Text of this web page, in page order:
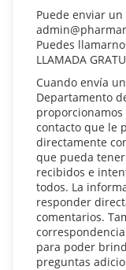
Puede enviar
Puedes
LLAMADA
Cuando envía
Departamento
contacto que le
directamente
que pueda
recibidos e
todos. La
responder
comentarios.
para poder
preguntas